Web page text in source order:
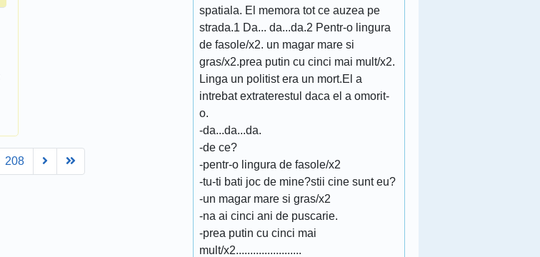
208 Next
spatiala. El memora tot ce auzea pe
strada.1 Da... da...da.2 Pentr-o lingura
de fasole/x2. un magar mare si
gras/x2.prea putin cu cinci mai mult/x2.
Linga un politist era un mort.El a
intrebat extraterestul daca el a omorit-
o.
-da...da...da.
-de ce?
-pentr-o lingura de fasole/x2
-tu-ti bati joc de mine?stii cine sunt eu?
-un magar mare si gras/x2
-na ai cinci ani de puscarie.
-prea putin cu cinci mai
mult/x2.......................